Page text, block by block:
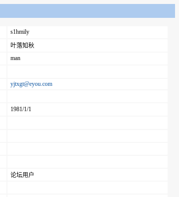
s1hmily
叶落知秋
man
yjtxgt@eyou.com
1981/1/1
论坛用户